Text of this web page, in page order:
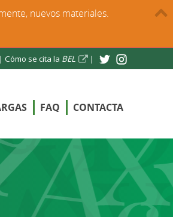
Cómo se cita la BEL |
FAQ CONTACTA
nuevos materiales.